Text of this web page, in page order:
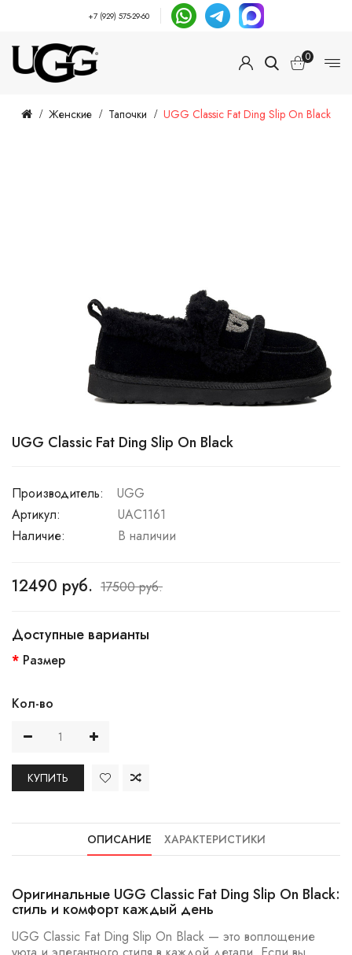
+7 (929) 575-29-60
0
Женские Тапочки UGG Classic Fat Ding Slip On Black
UGG Classic Fat Ding Slip On Black
Производитель:
UGG
Артикул:
UAC1161
Наличие:
В наличии
12490 руб. 17500 руб.
Доступные варианты
Размер
Кол-во
КУПИТЬ
ОПИСАНИЕ ХАРАКТЕРИСТИКИ
Оригинальные UGG Classic Fat Ding Slip On Black:
стиль и комфорт каждый день
UGG Classic Fat Ding Slip On Black — это воплощение